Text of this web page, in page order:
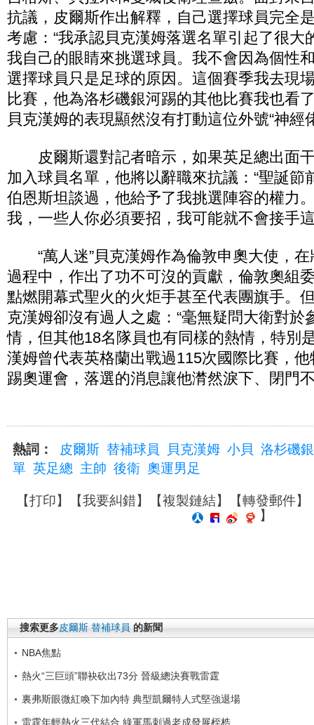
抗議，皮爾斯作出解釋，自己選擇球員完全
考慮：“我承認貝克漢姆落選名單引起了很大
我自己的眼睛來挑選球員。我不會因為個性
選擇球員只是足球的原因。這個賽季我去現
比賽，他為洛杉磯銀河踢的其他比賽我也看
貝克漢姆的表現顯然沒有打動這位外號“神經
皮爾斯還對記者暗示，如果英足總出面
加入球員名單，他將以辭職來抗議：“聖誕節
伯恩斯坦談過，他給予了我挑選陣容的權力
我，一些人你必須要招，我可能就不會接手
“萬人迷”貝克漢姆作為倫敦申奧大使，在
過程中，作出了功不可沒的貢獻，倫敦奧組
點燃開幕式聖火的火炬手甚至代表團旗手。
克漢姆卻沒有過人之處：“毫無疑問大衛對於
情，但其他18名隊員也有同樣的熱情，特別
漢姆曾代表英格蘭出戰過115次國際比賽，
踢奧運會，落選的消息讓他潸然淚下、閉門
熱詞： 皮爾斯 替補球員 貝克漢姆 小貝 洛杉磯
單 英足總 主帥 後衛 奧運男足
【打印】【我要糾錯】【複製鏈結】【轉發郵件】
】
搜索更多皮爾斯 替補球員 的新聞
NBA焦點
熱火“三巨頭”聯袂砍出73分 晉級總決賽戰雷霆
裏弗斯眼微紅喚下加內特 典型凱爾特人式堅強退場
雷霆年輕熱火三代結合 綠軍馬刺過老成發展桎梏